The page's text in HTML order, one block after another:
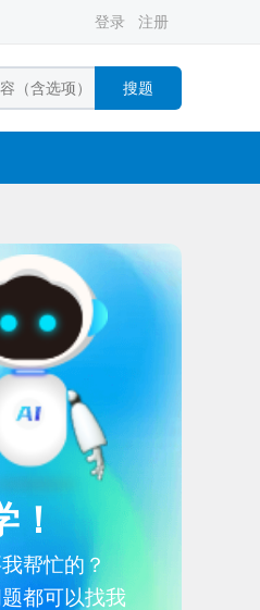
登录 注册
搜题
！
帮忙的？
都可以找我